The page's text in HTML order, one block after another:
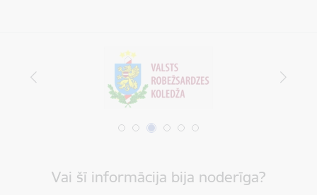
Vai šī informācija bija noderīga?